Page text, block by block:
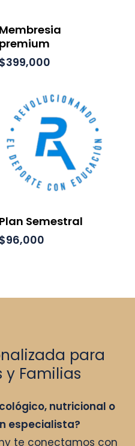
Añadir Al Carrito
Membresia
premium
$399,000
Añadir Al Carrito
Plan Semestral
$96,000
para
y Familias
nutricional o
especialista?
te conectamos con